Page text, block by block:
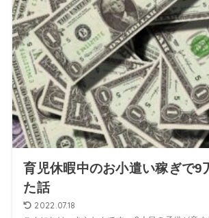
育児休暇中のお小遣い稼ぎで9
た話
2022.07.18